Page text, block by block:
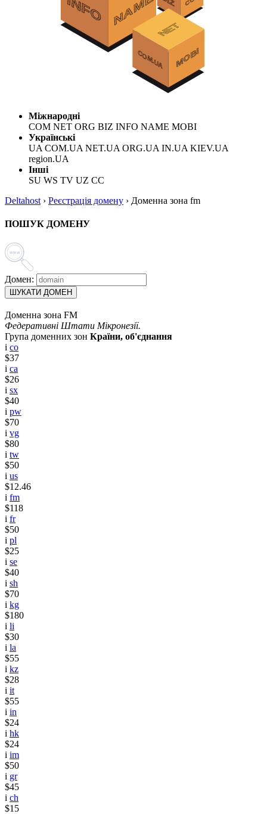
Міжнародні
COM NET ORG BIZ INFO NAME MOBI
Українські
UA COM.UA NET.UA ORG.UA IN.UA KIEV.UA
region.UA
Інші
SU WS TV UZ CC
Deltahost › Реєстрація домену › Доменна зона fm
ПОШУК ДОМЕНУ
Домен:
ШУКАТИ ДОМЕН
Доменна зона FM
Федеративні Штати Мікронезії.
Група доменних зон Країни, об'єднання
i co
$37
i ca
$26
i sx
$40
i pw
$70
i vg
$80
i tw
$50
i us
$12.46
i fm
$118
i fr
$50
i pl
$25
i se
$40
i sh
$70
i kg
$180
i li
$30
i la
$55
i kz
$28
i it
$55
i in
$24
i hk
$24
i im
$50
i gr
$45
i ch
$15